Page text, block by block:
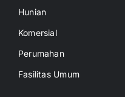
Hunian
Komersial
Perumahan
Fasilitas Umum